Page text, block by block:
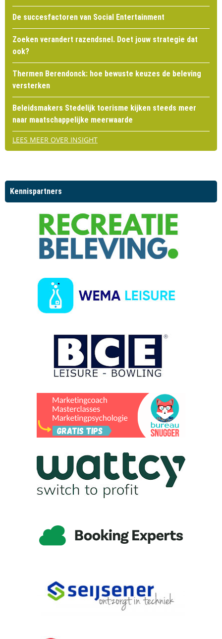
De succesfactoren van Social Entertainment
Zoeken verandert razendsnel. Doet jouw strategie dat
ook?
Thermen Berendonck: hoe bewuste keuzes de beleving
versterken
Beleidsmakers Stedelijk toerisme kijken steeds meer
naar maatschappelijke meerwaarde
LEES MEER OVER INSIGHT
Kennispartners